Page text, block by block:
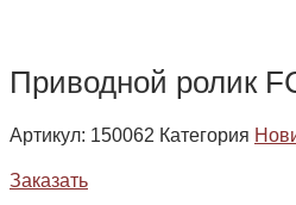
Приводной ролик
Артикул: 150062 Категория
Заказать